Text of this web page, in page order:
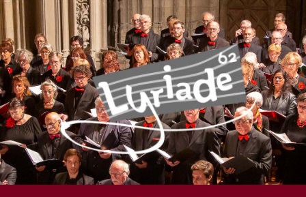
Aller
au
contenu